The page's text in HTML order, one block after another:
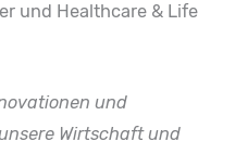
und Healthcare & Life
und
Wirtschaft und